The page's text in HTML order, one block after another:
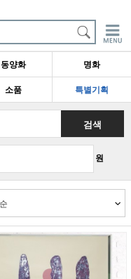
동양화 명화
소품 특별기획
원
검색